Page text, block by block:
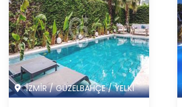
İZMİR/GÜZELBAHÇE/YELKİ